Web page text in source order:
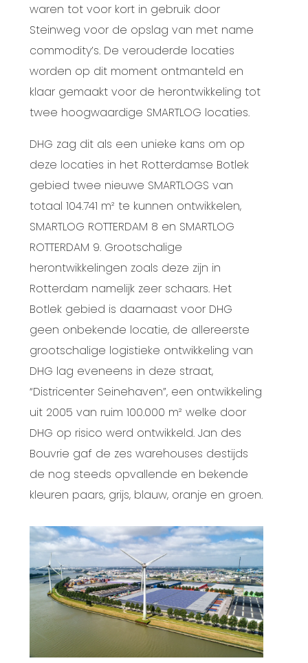
waren tot voor kort in gebruik door
Steinweg voor de opslag van met name
commodity’s. De verouderde locaties
worden op dit moment ontmanteld en
klaar gemaakt voor de herontwikkeling tot
twee hoogwaardige SMARTLOG locaties.
DHG zag dit als een unieke kans om op
deze locaties in het Rotterdamse Botlek
gebied twee nieuwe SMARTLOGS van
totaal 104.741 m² te kunnen ontwikkelen,
SMARTLOG ROTTERDAM 8 en SMARTLOG
ROTTERDAM 9. Grootschalige
herontwikkelingen zoals deze zijn in
Rotterdam namelijk zeer schaars. Het
Botlek gebied is daarnaast voor DHG
geen onbekende locatie, de allereerste
grootschalige logistieke ontwikkeling van
DHG lag eveneens in deze straat,
“Districenter Seinehaven”, een ontwikkeling
uit 2005 van ruim 100.000 m² welke door
DHG op risico werd ontwikkeld. Jan des
Bouvrie gaf de zes warehouses destijds
de nog steeds opvallende en bekende
kleuren paars, grijs, blauw, oranje en groen.